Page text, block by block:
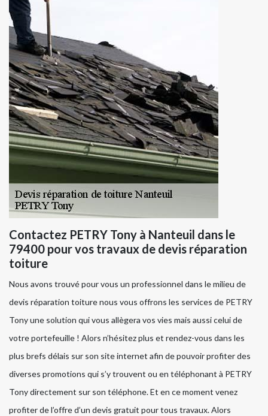
Contactez PETRY Tony à Nanteuil dans le
79400 pour vos travaux de devis réparation
toiture
Nous avons trouvé pour vous un professionnel dans le milieu de
devis réparation toiture nous vous offrons les services de PETRY
Tony une solution qui vous allègera vos vies mais aussi celui de
votre portefeuille ! Alors n’hésitez plus et rendez-vous dans les
plus brefs délais sur son site internet afin de pouvoir profiter des
diverses promotions qui s’y trouvent ou en téléphonant à PETRY
Tony directement sur son téléphone. Et en ce moment venez
profiter de l’offre d’un devis gratuit pour tous travaux. Alors